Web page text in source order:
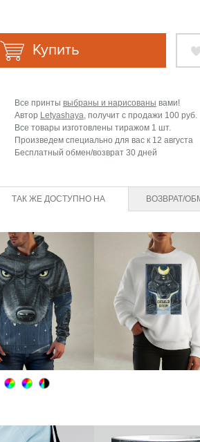
Купить
Все принты выбраны и нарисованы вами!
Автор Letyashaya, получит с продажи 100 руб.
Все товары изготовлены тиражом 1 шт.
Произведем специально для вас к 12 августа
Бесплатный обмен/возврат 30 дней
ТАК ЖЕ ДОСТУПНО НА ВОЗВРАТ/